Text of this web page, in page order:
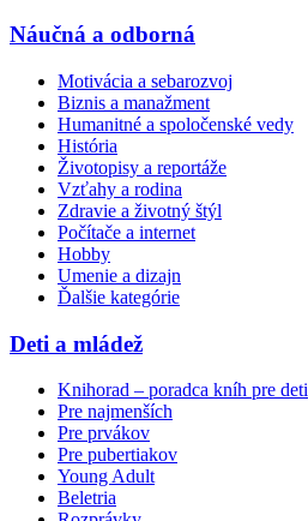
Náučná a odborná
Motivácia a sebarozvoj
Biznis a manažment
Humanitné a spoločenské vedy
História
Životopisy a reportáže
Vzťahy a rodina
Zdravie a životný štýl
Počítače a internet
Hobby
Umenie a dizajn
Ďalšie kategórie
Deti a mládež
Knihorad – poradca kníh pre deti
Pre najmenších
Pre prvákov
Pre pubertiakov
Young Adult
Beletria